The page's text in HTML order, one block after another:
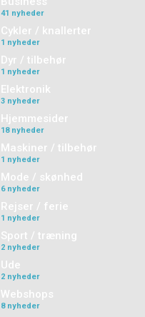
41 nyheder
Cykler / knallerter
1 nyheder
Dyr / tilbehør
1 nyheder
Elektronik
3 nyheder
Hjemmesider
18 nyheder
Maskiner / tilbehør
1 nyheder
Mode / skønhed
6 nyheder
Rejser / ferie
1 nyheder
Sport / træning
2 nyheder
Ude
2 nyheder
Webshops
8 nyheder